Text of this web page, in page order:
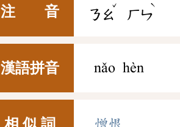
注 音 ㄋㄠ
ˇ
ㄏㄣ
ˋ
漢語拼音 nǎo hèn
憎恨